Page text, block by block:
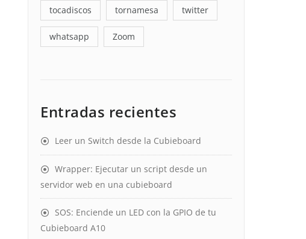
tocadiscos tornamesa twitter
whatsapp Zoom
Entradas recientes
Leer un Switch desde la Cubieboard
Wrapper: Ejecutar un script desde un
servidor web en una cubieboard
SOS: Enciende un LED con la GPIO de tu
Cubieboard A10